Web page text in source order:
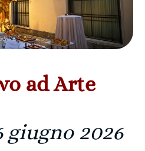
ad Arte
giugno 2026